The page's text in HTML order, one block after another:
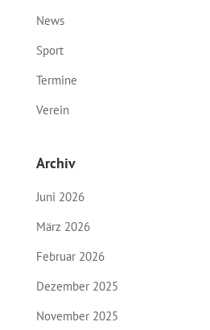
News
Sport
Termine
Verein
Archiv
Juni 2026
März 2026
Februar 2026
Dezember 2025
November 2025